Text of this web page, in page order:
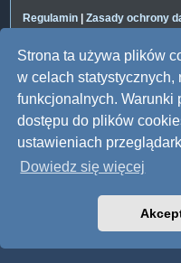
Strona ta używa plików
w celach statystycznych,
funkcjonalnych. Warunki
dostępu do plików
ustawieniach
Dowiedz się więcej
Regulamin | Zasady ochrony
Zarejestruj się
Strona domowa Forum
Technologię dostarcza
Polski pakiet
Style: Multi
Zasady ochrony